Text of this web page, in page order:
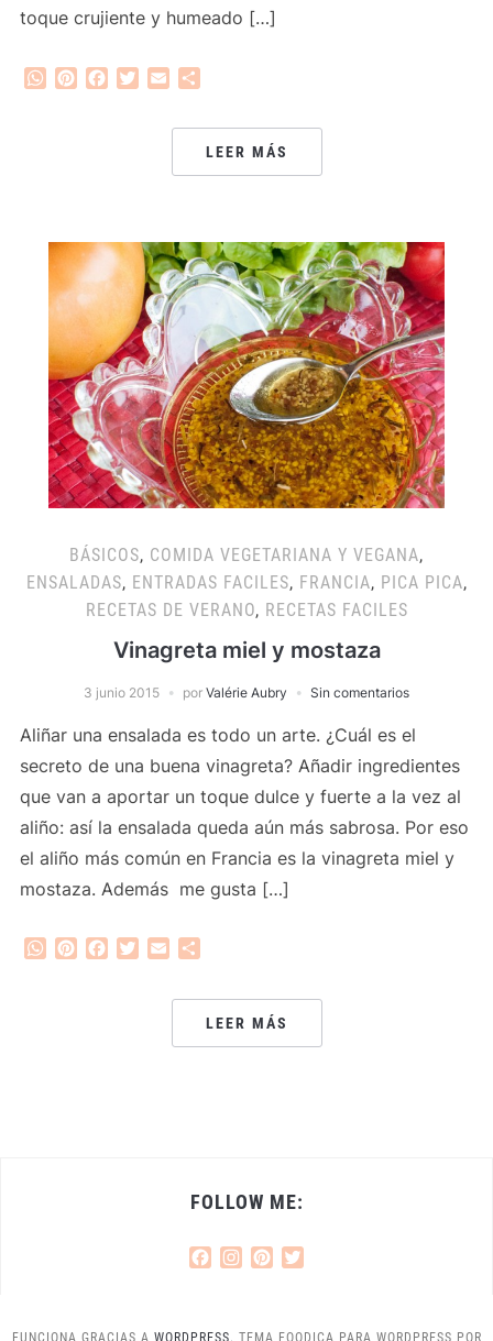
toque crujiente y humeado […]
WhatsApp
PinterestFacebook
Twitter
Email
LEER MÁS
BÁSICOS, COMIDA VEGETARIANA Y VEGANA,
ENSALADAS, ENTRADAS FACILES, FRANCIA, PICA PICA,
RECETAS DE VERANO, RECETAS FACILES
Vinagreta miel y mostaza
3 junio 2015 por Valérie Aubry Sin comentarios
Aliñar una ensalada es todo un arte. ¿Cuál es el
secreto de una buena vinagreta? Añadir ingredientes
que van a aportar un toque dulce y fuerte a la vez al
aliño: así la ensalada queda aún más sabrosa. Por eso
el aliño más común en Francia es la vinagreta miel y
mostaza. Además me gusta […]
WhatsApp
PinterestFacebook
Twitter
Email
LEER MÁS
FOLLOW ME:
Facebook
Instagram
Pinterest